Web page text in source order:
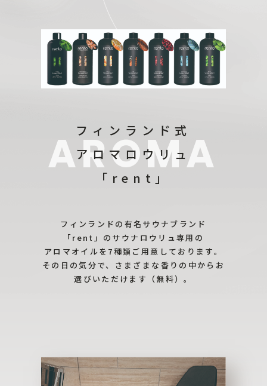
フィンランド式
アロマロウリュ
「rent」
フィンランドの有名サウナブランド
「rent」のサウナロウリュ専用の
アロマオイルを7種類ご用意しております。
その日の気分で、さまざまな香りの中からお
選びいただけます（無料）。